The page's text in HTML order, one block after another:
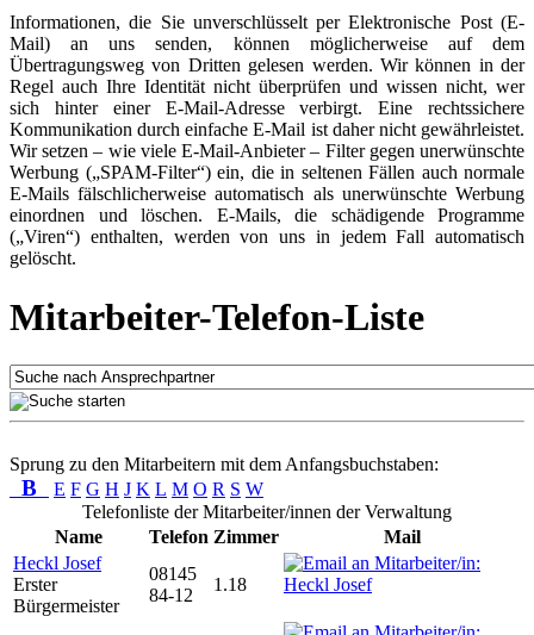
Informationen, die Sie unverschlüsselt per Elektronische Post (E-
Mail) an uns senden, können möglicherweise auf dem
Übertragungsweg von Dritten gelesen werden. Wir können in der
Regel auch Ihre Identität nicht überprüfen und wissen nicht, wer
sich hinter einer E-Mail-Adresse verbirgt. Eine rechtssichere
Kommunikation durch einfache E-Mail ist daher nicht gewährleistet.
Wir setzen – wie viele E-Mail-Anbieter – Filter gegen unerwünschte
Werbung („SPAM-Filter“) ein, die in seltenen Fällen auch normale
E-Mails fälschlicherweise automatisch als unerwünschte Werbung
einordnen und löschen. E-Mails, die schädigende Programme
(„Viren“) enthalten, werden von uns in jedem Fall automatisch
gelöscht.
Mitarbeiter-Telefon-Liste
Sprung zu den Mitarbeitern mit dem Anfangsbuchstaben:
B E F G H J K L M O R S W
Telefonliste der Mitarbeiter/innen der Verwaltung
Name
Telefon Zimmer
Mail
Heckl Josef
Erster
Bürgermeister
08145
84-12
1.18